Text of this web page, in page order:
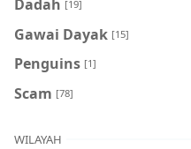
Dadah [19]
Gawai Dayak [15]
Penguins [1]
Scam [78]
WILAYAH